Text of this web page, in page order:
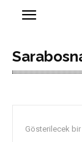
Gösterilecek